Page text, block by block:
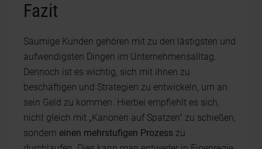
Fazit
Säumige Kunden gehören mit zu den lästigsten und
aufwendigsten Dingen im Unternehmensalltag.
Dennoch ist es wichtig, sich mit ihnen zu
beschäftigen und Strategien zu entwickeln, um an
sein Geld zu kommen. Hierbei empfiehlt es sich,
nicht gleich mit „Kanonen auf Spatzen“ zu schießen,
sondern einen mehrstufigen Prozess zu